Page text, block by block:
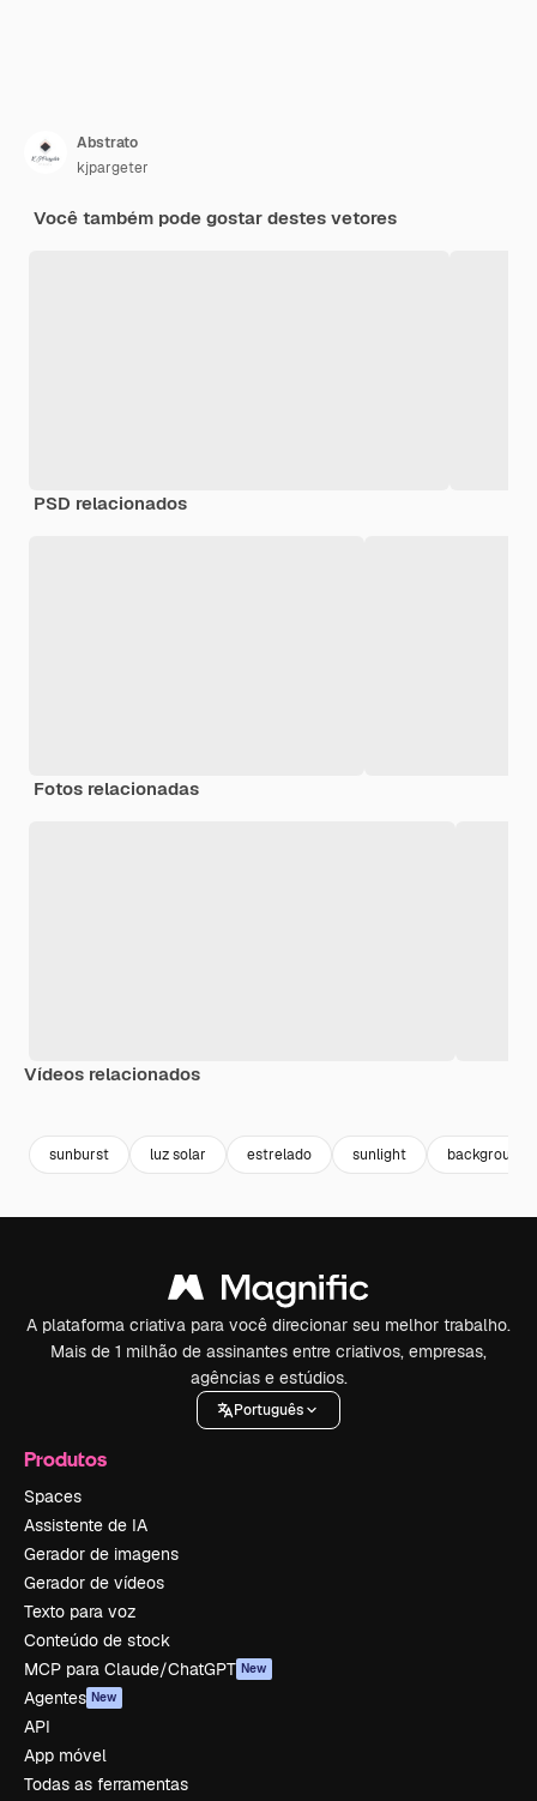
Abstrato
kjpargeter
Você também pode gostar destes vetores
PSD relacionados
Fotos relacionadas
Vídeos relacionados
sunburst luz solar estrelado sunlight background
A plataforma criativa para você direcionar seu melhor trabalho.
Mais de 1 milhão de assinantes entre criativos, empresas,
agências e estúdios.
Português
Produtos
Spaces
Assistente de IA
Gerador de imagens
Gerador de vídeos
Texto para voz
Conteúdo de stock
MCP para Claude/ChatGPT New
Agentes New
API
App móvel
Todas as ferramentas